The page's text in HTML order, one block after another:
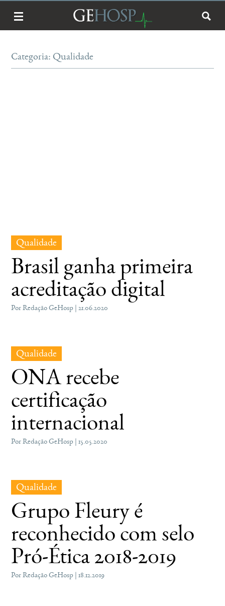
Categoria: Qualidade
Qualidade
Brasil ganha primeira
acreditação digital
Por Redação GeHosp | 21.06.2020
Qualidade
ONA recebe
certificação
internacional
Por Redação GeHosp | 15.05.2020
Qualidade
Grupo Fleury é
reconhecido com selo
Pró-Ética 2018-2019
Por Redação GeHosp | 18.12.2019